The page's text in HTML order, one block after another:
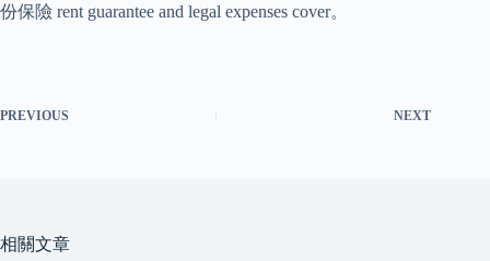
份保險 rent guarantee and legal expenses cover。
PREVIOUS NEXT
相關文章